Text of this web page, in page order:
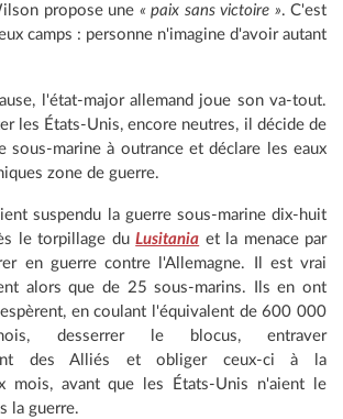
propose une « paix sans victoire ». C'est
camps : personne n'imagine d'avoir autant
l'état-major allemand joue son va-tout.
les États-Unis, encore neutres, il décide de
sous-marine à outrance et déclare les eaux
zone de guerre.
suspendu la guerre sous-marine dix-huit
le torpillage duLusitania et la menace par
en guerre contre l'Allemagne. Il est vrai
alors que de 25 sous-marins. Ils en ont
en coulant l'équivalent de 600 000
desserrer le blocus, entraver
des Alliés et obliger ceux-ci à la
mois, avant que les États-Unis n'aient le
la guerre.